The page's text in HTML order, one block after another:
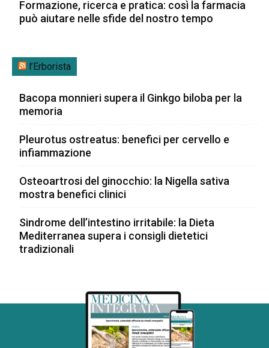
Formazione, ricerca e pratica: così la farmacia
può aiutare nelle sfide del nostro tempo
l’Erborista
Bacopa monnieri supera il Ginkgo biloba per la
memoria
Pleurotus ostreatus: benefici per cervello e
infiammazione
Osteoartrosi del ginocchio: la Nigella sativa
mostra benefici clinici
Sindrome dell’intestino irritabile: la Dieta
Mediterranea supera i consigli dietetici
tradizionali